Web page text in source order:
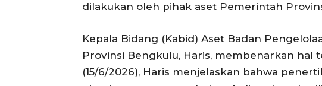
dilakukan oleh pihak aset Pemerintah
‎​Kepala Bidang (Kabid) Aset Badan
Provinsi Bengkulu, Haris, membenarkan hal
(15/6/2026), Haris menjelaskan bahwa